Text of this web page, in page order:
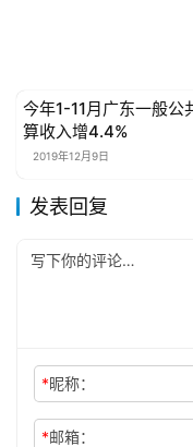
母婴亲子
今年1-11月广东一般公
算收入增4.4%
2019年12月9日
发表回复
*昵称：
*邮箱：